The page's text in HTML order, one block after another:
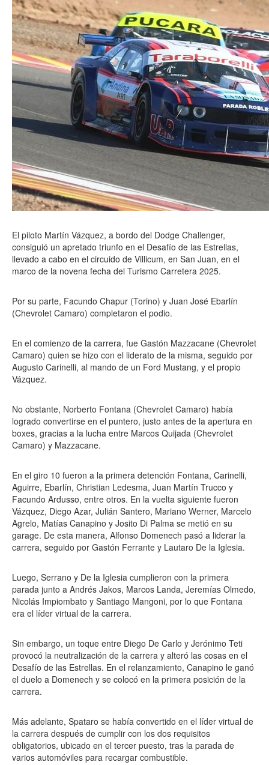
El piloto Martín Vázquez, a bordo del Dodge Challenger,
consiguió un apretado triunfo en el Desafío de las Estrellas,
llevado a cabo en el circuido de Villicum, en San Juan, en el
marco de la novena fecha del Turismo Carretera 2025.
Por su parte, Facundo Chapur (Torino) y Juan José Ebarlín
(Chevrolet Camaro) completaron el podio.
En el comienzo de la carrera, fue Gastón Mazzacane (Chevrolet
Camaro) quien se hizo con el liderato de la misma, seguido por
Augusto Carinelli, al mando de un Ford Mustang, y el propio
Vázquez.
No obstante, Norberto Fontana (Chevrolet Camaro) había
logrado convertirse en el puntero, justo antes de la apertura en
boxes, gracias a la lucha entre Marcos Quijada (Chevrolet
Camaro) y Mazzacane.
En el giro 10 fueron a la primera detención Fontana, Carinelli,
Aguirre, Ebarlín, Christian Ledesma, Juan Martín Trucco y
Facundo Ardusso, entre otros. En la vuelta siguiente fueron
Vázquez, Diego Azar, Julián Santero, Mariano Werner, Marcelo
Agrelo, Matías Canapino y Josito Di Palma se metió en su
garage. De esta manera, Alfonso Domenech pasó a liderar la
carrera, seguido por Gastón Ferrante y Lautaro De la Iglesia.
Luego, Serrano y De la Iglesia cumplieron con la primera
parada junto a Andrés Jakos, Marcos Landa, Jeremías Olmedo,
Nicolás Impiombato y Santiago Mangoni, por lo que Fontana
era el líder virtual de la carrera.
Sin embargo, un toque entre Diego De Carlo y Jerónimo Teti
provocó la neutralización de la carrera y alteró las cosas en el
Desafío de las Estrellas. En el relanzamiento, Canapino le ganó
el duelo a Domenech y se colocó en la primera posición de la
carrera.
Más adelante, Spataro se había convertido en el líder virtual de
la carrera después de cumplir con los dos requisitos
obligatorios, ubicado en el tercer puesto, tras la parada de
varios automóviles para recargar combustible.